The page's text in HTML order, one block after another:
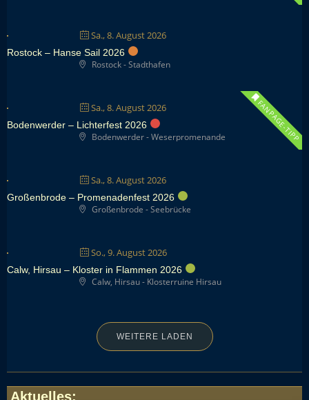
Sa., 8. August 2026
Rostock – Hanse Sail 2026
Rostock - Stadthafen
Sa., 8. August 2026 FANPAGE-TIPP
Bodenwerder – Lichterfest 2026
Bodenwerder - Weserpromenande
Sa., 8. August 2026
Großenbrode – Promenadenfest 2026
Großenbrode - Seebrücke
So., 9. August 2026
Calw, Hirsau – Kloster in Flammen 2026
Calw, Hirsau - Klosterruine Hirsau
WEITERE LADEN
Aktuelles: